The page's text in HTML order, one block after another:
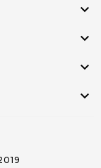



